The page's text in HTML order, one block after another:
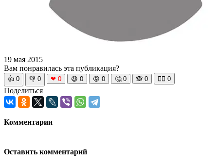
19 мая 2015
Вам понравилась эта публикация?
👍 0 👎 0 ❤ 0 😆 0 😡 0 🤔 0 🙈 0 🧘‍♀️ 0
Поделиться
Комментарии
Оставить комментарий